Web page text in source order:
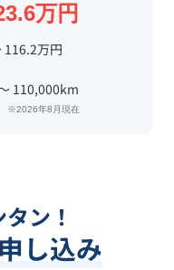
万円
116.2万円
110,000km
※2026年8月現在
ン！
し込み